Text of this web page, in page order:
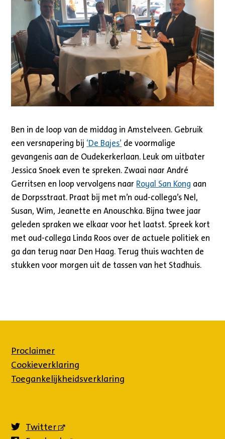
Ben in de loop van de middag in Amstelveen. Gebruik
een versnapering bij ‘De Bajes’ de voormalige
gevangenis aan de Oudekerkerlaan. Leuk om uitbater
Jessica Snoek even te spreken. Zwaai naar André
Gerritsen en loop vervolgens naar Royal San Kong aan
de Dorpsstraat. Praat bij met m’n oud-collega’s Nel,
Susan, Wim, Jeanette en Anouschka. Bijna twee jaar
geleden spraken we elkaar voor het laatst. Spreek kort
met oud-collega Linda Roos over de actuele politiek en
ga dan terug naar Den Haag. Terug thuis wachten de
stukken voor morgen uit de tassen van het Stadhuis.
Proclaimer
Cookieverklaring
Toegankelijkheidsverklaring
Twitter
(externe